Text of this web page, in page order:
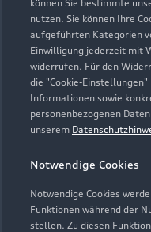
können Sie bestimmte
nutzen. Sie können Ihre
aufgeführten Kategorien
Einwilligung jederzeit mit
widerrufen. Für den
die "Cookie-
Informationen sowie
personenbezogenen
unserem
Notwendige Cookies
Notwendige Cookies
Funktionen während der
stellen. Zu diesen
Service
Geschlossen,
07:15
Teile- &
07:15